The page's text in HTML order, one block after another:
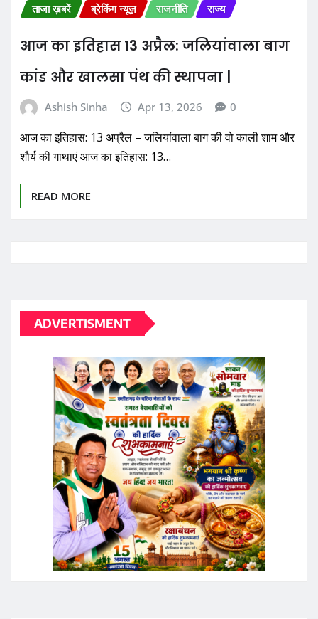
ताजा ख़बरें ब्रेकिंग न्यूज़ राजनीति राज्य
आज का इतिहास 13 अप्रैल: जलियांवाला बाग
कांड और खालसा पंथ की स्थापना |
Ashish Sinha Apr 13, 2026 0
आज का इतिहास: 13 अप्रैल – जलियांवाला बाग की वो काली शाम और
शौर्य की गाथाएं आज का इतिहास: 13…
READ MORE
ADVERTISMENT